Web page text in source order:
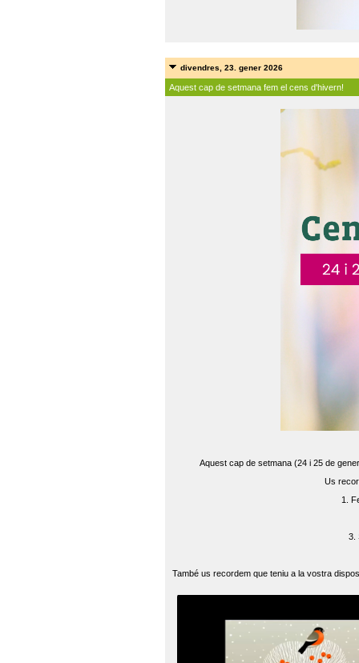
divendres, 23. gener 2026
Aquest cap de setmana fem el cens d'hivern!
Aquest cap de setmana (24 i 25 de
Us
1.
3.
També us recordem que teniu a la vostra